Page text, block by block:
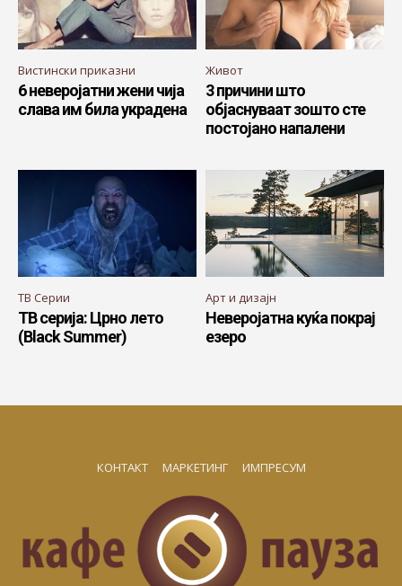
Вистински приказни
6 неверојатни жени чија
слава им била украдена
Живот
3 причини што
објаснуваат зошто сте
постојано напалени
ТВ Серии
ТВ серија: Црно лето
(Black Summer)
Арт и дизајн
Неверојатна куќа покрај
езеро
КОНТАКТ МАРКЕТИНГ ИМПРЕСУМ